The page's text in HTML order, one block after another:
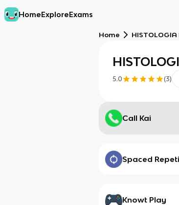
HomeExploreExams
Home HISTOLOGIA
5.0 (3)
Call Kai
Spaced
Knowt Play